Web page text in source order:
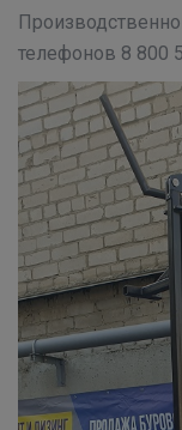
телефонов 8 800